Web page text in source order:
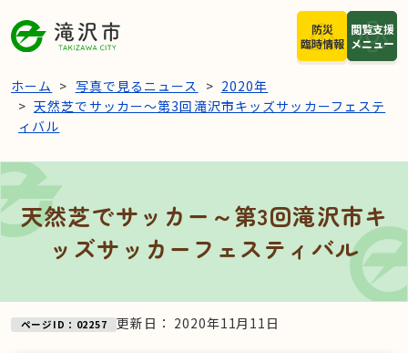
閲覧支援
メニュー
防災
臨時情報
ホーム 写真で見るニュース
2020年
天然芝でサッカー～第3回滝沢市キッズサッカーフェステ
ィバル
天然芝でサッカー～第3回滝沢市キ
ッズサッカーフェスティバル
ページID：02257 更新日： 2020年11月11日